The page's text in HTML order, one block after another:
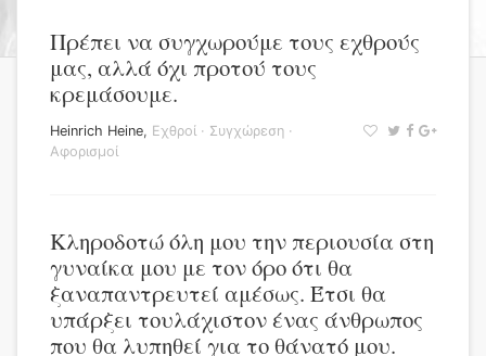
Πρέπει να συγχωρούμε τους εχθρούς
μας, αλλά όχι προτού τους
κρεμάσουμε.
Heinrich Heine, Εχθροί · Συγχώρεση ·
Αφορισμοί
Κληροδοτώ όλη μου την περιουσία στη
γυναίκα μου με τον όρο ότι θα
ξαναπαντρευτεί αμέσως. Έτσι θα
υπάρξει τουλάχιστον ένας άνθρωπος
που θα λυπηθεί για το θάνατό μου.